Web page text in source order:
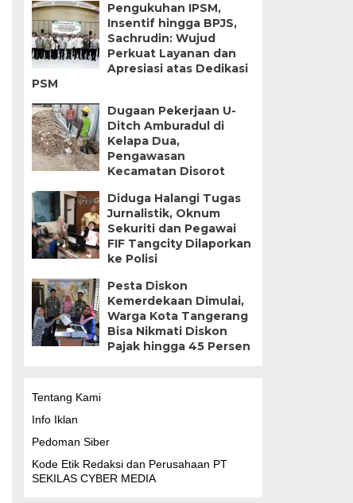
Pengukuhan IPSM,
Insentif hingga BPJS,
Sachrudin: Wujud
Perkuat Layanan dan
Apresiasi atas Dedikasi
PSM
Dugaan Pekerjaan U-
Ditch Amburadul di
Kelapa Dua,
Pengawasan
Kecamatan Disorot
Diduga Halangi Tugas
Jurnalistik, Oknum
Sekuriti dan Pegawai
FIF Tangcity Dilaporkan
ke Polisi
Pesta Diskon
Kemerdekaan Dimulai,
Warga Kota Tangerang
Bisa Nikmati Diskon
Pajak hingga 45 Persen
Tentang Kami
Info Iklan
Pedoman Siber
Kode Etik Redaksi dan Perusahaan PT
SEKILAS CYBER MEDIA